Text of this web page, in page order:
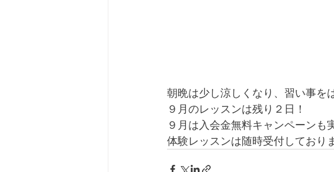
朝晩は少し涼しくなり、習い事を
９月のレッスンは残り２日！
９月は入会金無料キャンペーンも
体験レッスンは随時受付しており